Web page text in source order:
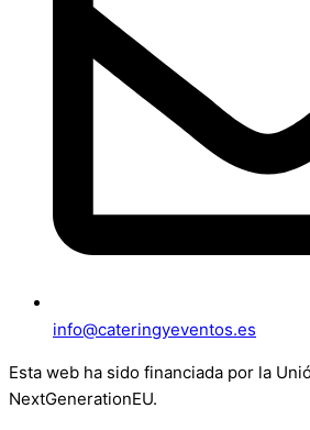
info@cateringyeventos.es
Esta web ha sido financiada por la
NextGenerationEU.